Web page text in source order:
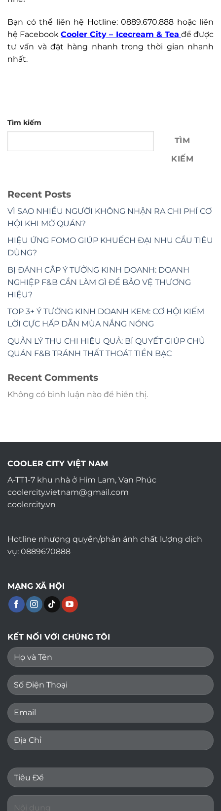
Bạn có thể liên hệ Hotline: 0889.670.888 hoặc liên
hệ Facebook Cooler City – Icecream & Tea để được
tư vấn và đặt hàng nhanh trong thời gian nhanh
nhất.
Tìm kiếm
TÌM
KIẾM
Recent Posts
VÌ SAO NHIỀU NGƯỜI KHÔNG NHẬN RA CHI PHÍ CƠ
HỘI KHI MỞ QUÁN?
HIỆU ỨNG FOMO GIÚP KHUẾCH ĐẠI NHU CẦU TIÊU
DÙNG?
BỊ ĐÁNH CẮP Ý TƯỞNG KINH DOANH: DOANH
NGHIỆP F&B CẦN LÀM GÌ ĐỂ BẢO VỆ THƯƠNG
HIỆU?
TOP 3+ Ý TƯỞNG KINH DOANH KEM: CƠ HỘI KIẾM
LỜI CỰC HẤP DẪN MÙA NẮNG NÓNG
QUẢN LÝ THU CHI HIỆU QUẢ: BÍ QUYẾT GIÚP CHỦ
QUÁN F&B TRÁNH THẤT THOÁT TIỀN BẠC
Recent Comments
Không có bình luận nào để hiển thị.
COOLER CITY VIỆT NAM
A-TT1-7 khu nhà ở Him Lam, Vạn Phúc
coolercity.vietnam@gmail.com
coolercity.vn
Hotline nhượng quyền/phản ánh chất lượng dịch
vụ: 0889670888
MẠNG XÃ HỘI
KẾT NỐI VỚI CHÚNG TÔI